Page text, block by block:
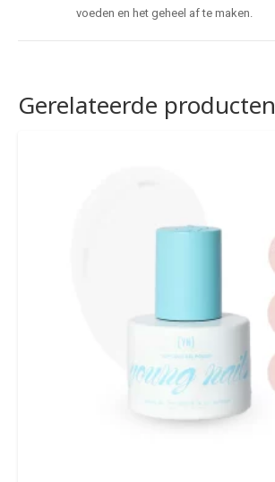
voeden en het geheel af te maken.
Gerelateerde producten